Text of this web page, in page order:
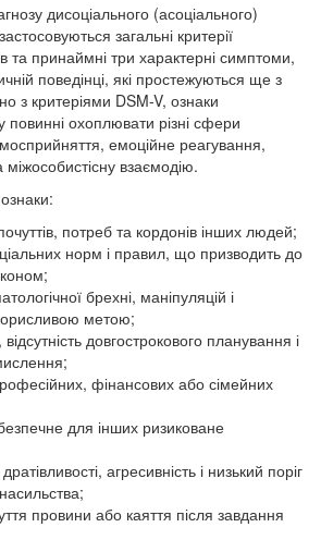
дисоціального (асоціального)
загальні критерії
та принаймні три характерні симптоми,
поведінці, які простежуються ще з
з критеріями DSM-V, ознаки
повинні охоплювати різні сфери
емоційне реагування,
міжособистісну взаємодію.
потреб та кордонів інших людей;
норм і правил, що призводить до
брехні, маніпуляцій і
метою;
відсутність довгострокового планування і
фінансових або сімейних
для інших ризиковане
агресивність і низький поріг
провини або каяття після завдання